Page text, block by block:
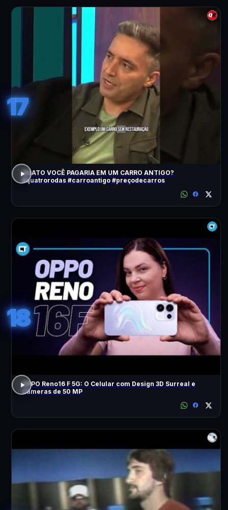
17
QUATO VOCÊ PAGARIA EM UM CARRO ANTIGO?
#quatrorodas #carroantigo #preçodecarros
18
OPPO Reno16 F 5G: O Celular com Design 3D Surreal e
Câmeras de 50 MP